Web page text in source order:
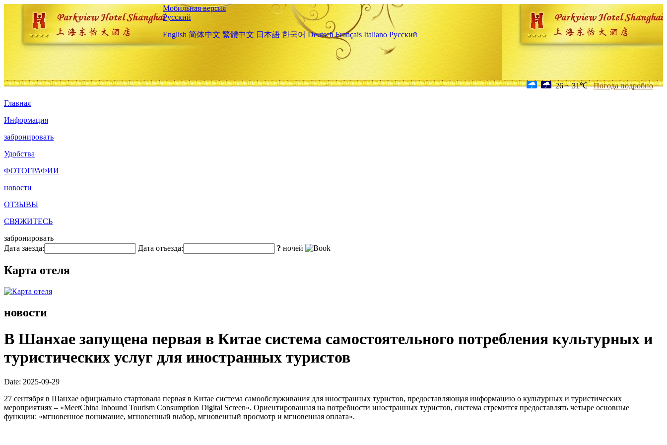
Мобильная версия
Русский
English 简体中文 繁體中文 日本語 한국어 Deutsch Français Italiano Русский
26 ~ 31℃ Погода подробно
Главная
Информация
забронировать
Удобства
ФОТОГРАФИИ
новости
ОТЗЫВЫ
СВЯЖИТЕСЬ
забронировать
Дата заезда:
Дата отъезда: ? ночей
Карта отеля
новости
В Шанхае запущена первая в Китае система самостоятельного потребления культурных и
туристических услуг для иностранных туристов
Date: 2025-09-29
27 сентября в Шанхае официально стартовала первая в Китае система самообслуживания для иностранных туристов, предоставляющая информацию о культурных и туристических
мероприятиях – «MeetChina Inbound Tourism Consumption Digital Screen». Ориентированная на потребности иностранных туристов, система стремится предоставлять четыре основные
функции: «мгновенное понимание, мгновенный выбор, мгновенный просмотр и мгновенная оплата».